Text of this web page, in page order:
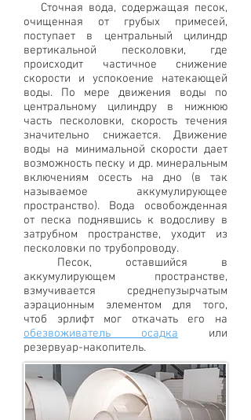
Сточная вода, содержащая песок,
очищенная от грубых примесей,
поступает в центральный цилиндр
вертикальной песколовки, где
происходит частичное снижение
скорости и успокоение натекающей
воды. По мере движения воды по
центральному цилиндру в нижнюю
часть песколовки, скорость течения
значительно снижается. Движение
воды на минимальной скорости дает
возможность песку и др. минеральным
включениям осесть на дно (в так
называемое аккумулирующее
пространство). Вода освобожденная
от песка поднявшись к водосливу в
затрубном пространстве, уходит из
песколовки по трубопроводу.
Песок, оставшийся в
аккумулирующем пространстве,
взмучивается среднепузырчатым
аэрационным элементом для того,
чтоб эрлифт мог откачать его на
обезвоживатель осадка или
резервуар-накопитель.